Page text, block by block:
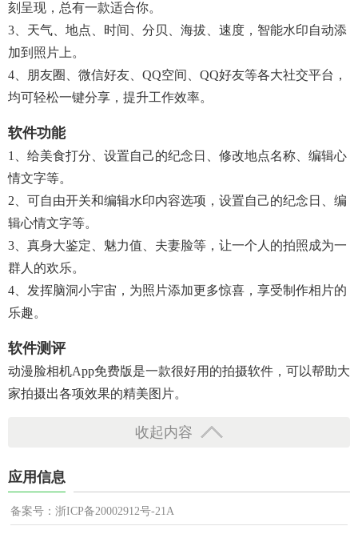
刻呈现，总有一款适合你。
3、天气、地点、时间、分贝、海拔、速度，智能水印自动添
加到照片上。
4、朋友圈、微信好友、QQ空间、QQ好友等各大社交平台，
均可轻松一键分享，提升工作效率。
软件功能
1、给美食打分、设置自己的纪念日、修改地点名称、编辑心
情文字等。
2、可自由开关和编辑水印内容选项，设置自己的纪念日、编
辑心情文字等。
3、真身大鉴定、魅力值、夫妻脸等，让一个人的拍照成为一
群人的欢乐。
4、发挥脑洞小宇宙，为照片添加更多惊喜，享受制作相片的
乐趣。
软件测评
动漫脸相机app免费版是一款很好用的拍摄软件，可以帮助大
家拍摄出各项效果的精美图片。
收起内容
应用信息
备案号：浙ICP备20002912号-21A